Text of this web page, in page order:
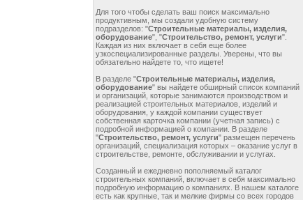
Для того чтобы сделать ваш поиск максимально
продуктивным, мы создали удобную систему
подразделов: "Строительные материалы, изделия,
оборудование", "Строительство, ремонт, услуги".
Каждая из них включает в себя еще более
узкоспециализированные разделы. Уверены, что вы
обязательно найдете то, что ищете!
В разделе "Строительные материалы, изделия,
оборудование" вы найдете обширный список компаний
и организаций, которые занимаются производством и
реализацией строительных материалов, изделий и
оборудования, у каждой компании существует
собственная карточка компании (учетная запись) с
подробной информацией о компании. В разделе
"Строительство, ремонт, услуги" размещен перечень
организаций, специализация которых – оказание услуг в
строительстве, ремонте, обслуживании и услугах.
Созданный и ежедневно пополняемый каталог
строительных компаний, включает в себя максимально
подробную информацию о компаниях. В нашем каталоге
есть как крупные, так и мелкие фирмы со всех городов